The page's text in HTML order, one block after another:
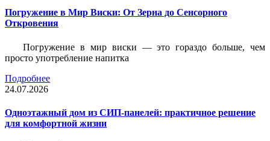
Погружение в Мир Виски: От Зерна до Сенсорного
Откровения
Погружение в мир виски — это гораздо больше, чем
просто употребление напитка
Подробнее
24.07.2026
Одноэтажный дом из СИП-панелей: практичное решение
для комфортной жизни